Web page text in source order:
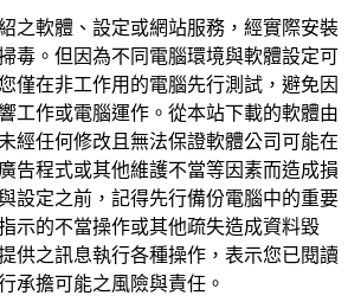
之軟體、設定或網站服務，經實際安裝
毒。但因為不同電腦環境與軟體設定可
僅在非工作用的電腦先行測試，避免因
工作或電腦運作。從本站下載的軟體由
經任何修改且無法保證軟體公司可能在
告程式或其他維護不當等因素而造成損
設定之前，記得先行備份電腦中的重要
示的不當操作或其他疏失造成資料毀
供之訊息執行各種操作，表示您已閱讀
承擔可能之風險與責任。